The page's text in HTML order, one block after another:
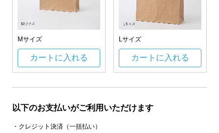
Mサイズ
カートに入れる
Lサイズ
カートに入れる
以下のお支払いがご利用いただけます
・クレジット決済（一括払い）